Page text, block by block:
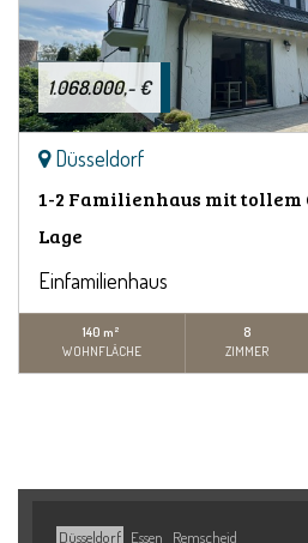
1.068.000,- €
Düsseldorf
1-2 Familienhaus mit tollem
Lage
Einfamilienhaus
140 m²
WOHNFLÄCHE
8
ZIMMER
Düsseldorf Essen Remscheid